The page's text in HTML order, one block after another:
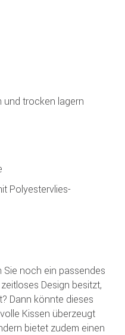
und trocken lagern
Polyestervlies-
noch ein passendes
Design besitzt,
Dann könnte dieses
Kissen überzeugt
bietet zudem einen